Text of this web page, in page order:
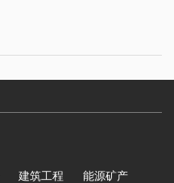
建筑工程 能源矿产